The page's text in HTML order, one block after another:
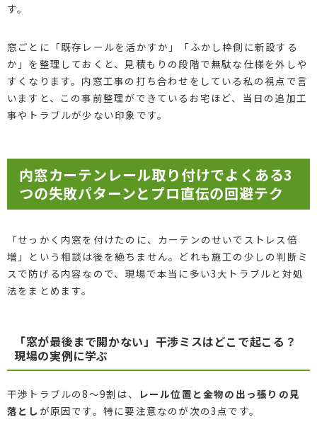
す。
窓ごとに「既存レールを活かすか」「ふかし枠側に新設する
か」を整理しておくと、見積もりの段階で無駄な仕様を外しや
すくなります。内窓工事の打ち合わせをしている私の視点で言
いますと、この事前整理ができているお宅ほど、当日の追加工
事やトラブルが少ない印象です。
内窓カーテンレール取り付けでよくある3
つの失敗パターンとプロ直伝の回避テク
「せっかく内窓を付けたのに、カーテンのせいでストレス倍
増」という相談は後を絶ちません。どれも施工の少しの判断ミ
スで防げる内容なので、現場で本当に多い3大トラブルと対処
法をまとめます。
「窓が最後まで開かない」干渉ミスはどこで起こる？
現場の実例に学ぶ
干渉トラブルの8～9割は、
レール位置と金物の出っ張りの見
落とし が原因です。特に要注意なのが次の3点です。